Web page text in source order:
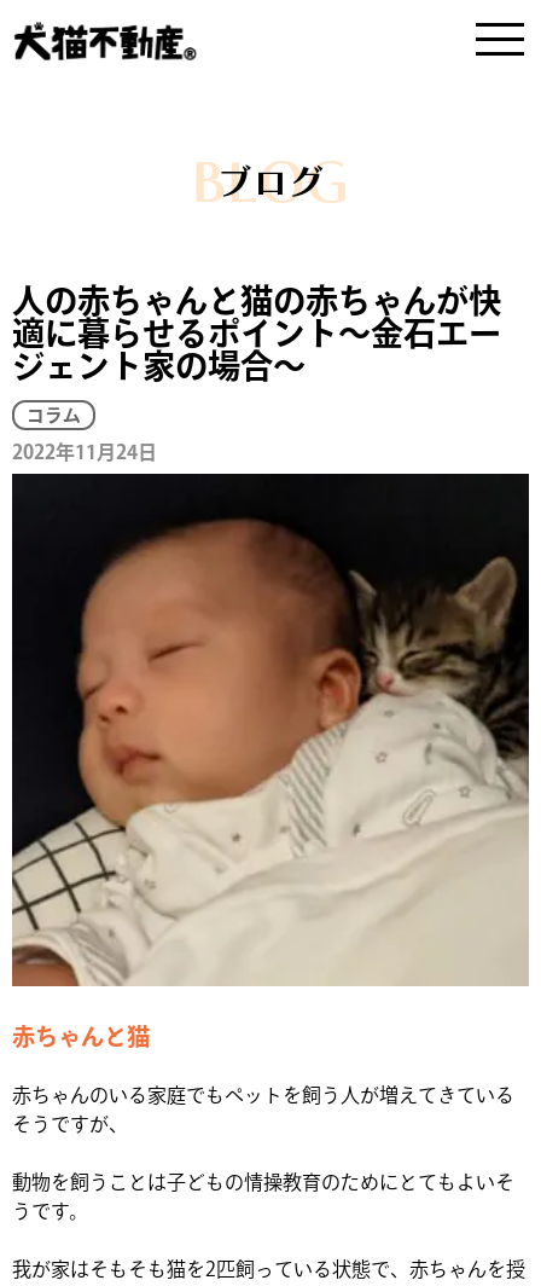
BLOG
ブログ
人の赤ちゃんと猫の赤ちゃんが快
適に暮らせるポイント～金石エー
ジェント家の場合～
コラム
2022年11月24日
赤ちゃんと猫
赤ちゃんのいる家庭でもペットを飼う人が増えてきている
そうですが、
動物を飼うことは子どもの情操教育のためにとてもよいそ
うです。
我が家はそもそも猫を2匹飼っている状態で、赤ちゃんを授